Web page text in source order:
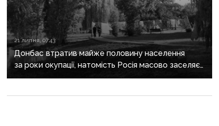
21 липня, 07:43
Донбас втратив майже половину населення
за роки окупації, натомість Росія масово заселяє
регіон своїми громадянами — ГУР